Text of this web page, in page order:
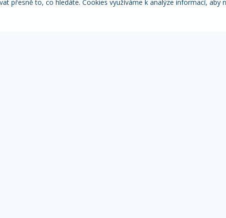
přesně to, co hledáte. Cookies využíváme k analýze informací, aby